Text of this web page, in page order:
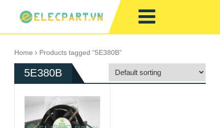
Home Products tagged “5E380B”
5E380B